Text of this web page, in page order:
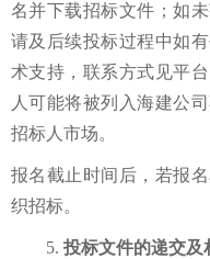
名并下载招标文件；如
请及后续投标过程中如
术支持，联系方式见平台
人可能将被列入海建公
招标人 市场。
报名截止时间后，若报
织招标。
5. 投标文件的递交及